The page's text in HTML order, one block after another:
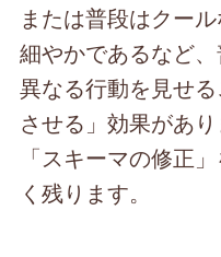
または普段はクー
細やかであるなど
異なる行動を見せ
させる」効果があ
「スキーマの修正
く残ります。